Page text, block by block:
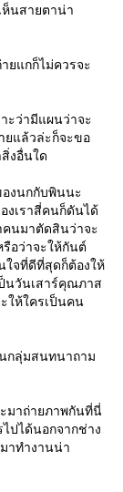
ห็นสายตาน่า
ยแกก็ไม่ควรจะ
ะว่ามีแผนว่าจะ
ยแล้วล่ะก็จะขอ
งอื่นใด
องนกกับพินนะ
งเราสี่คนก็ดันได้
คนมาตัดสินว่าจะ
รือว่าจะให้กันต์
ใจที่ดีที่สุดก็ต้องให้
นวันเสาร์คุณภาส
ให้ใครเป็นคน
นกลุ่มสนทนาถาม
มาถ่ายภาพกันที่นี่
ปได้นอกจากช่าง
าทำงานน่า